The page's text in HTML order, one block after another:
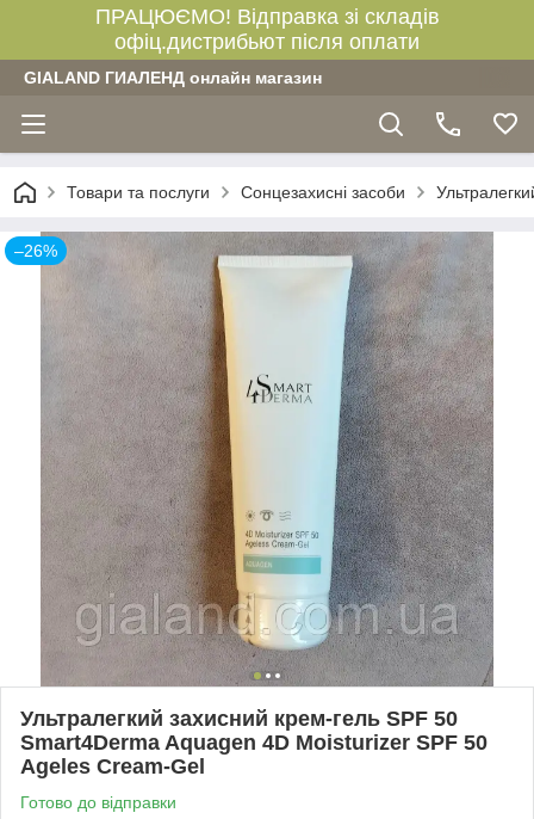
ПРАЦЮЄМО! Відправка зі складів
офіц.дистрибьют після оплати
GIALAND ГИАЛЕНД онлайн магазин
Товари та послуги Сонцезахисні засоби
–26%
Ультралегкий захисний крем-гель SPF 50
Smart4Derma Aquagen 4D Moisturizer SPF 50
Ageles Cream-Gel
Готово до відправки